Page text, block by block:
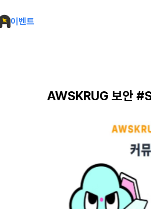
이벤트
AWSKRUG 보안